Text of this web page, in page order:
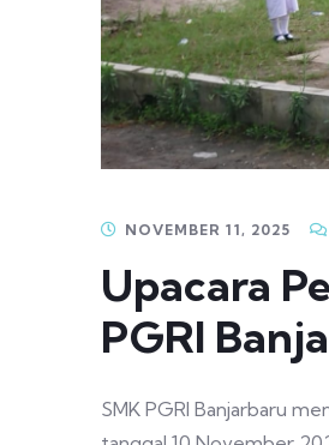
NOVEMBER 11, 2025
Upacara
PGRI
SMK PGRI Banjarbaru